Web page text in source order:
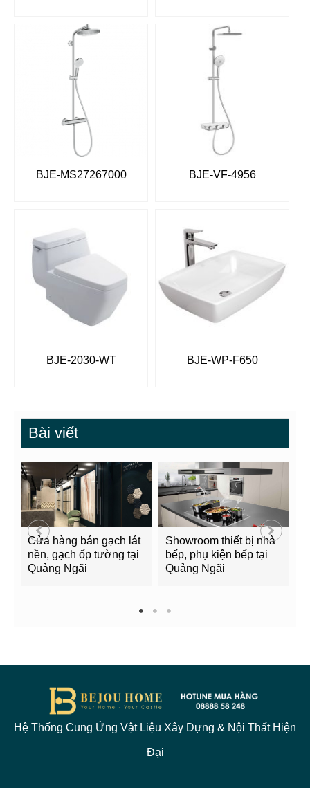
BJE-MS27267000 BJE-VF-4956
BJE-2030-WT BJE-WP-F650
Bài viết
Cửa hàng bán gạch lát
nền, gạch ốp tường tại
Quảng Ngãi
Showroom thiết bị nhà
bếp, phụ kiện bếp tại
Quảng Ngãi
1 2 3
Hệ Thống Cung Ứng Vật Liệu Xây Dựng & Nội Thất Hiện
Đại